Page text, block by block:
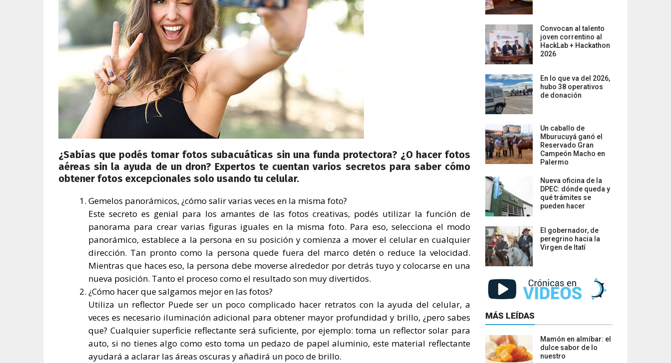
¿Sabías que podés tomar fotos subacuáticas sin una funda protectora? ¿O hacer fotos
aéreas sin la ayuda de un dron? Expertos te cuentan varios secretos para saber cómo
obtener fotos excepcionales solo usando tu celular.
Gemelos panorámicos, ¿cómo salir varias veces en la misma foto?
Este secreto es genial para los amantes de las fotos creativas, podés utilizar la función de
panorama para crear varias figuras iguales en la misma foto. Para eso, selecciona el modo
panorámico, establece a la persona en su posición y comienza a mover el celular en cualquier
dirección. Tan pronto como la persona quede fuera del marco detén o reduce la velocidad.
Mientras que haces eso, la persona debe moverse alrededor por detrás tuyo y colocarse en una
nueva posición. Tanto el proceso como el resultado son muy divertidos.
¿Cómo hacer que salgamos mejor en las fotos?
Utiliza un reflector Puede ser un poco complicado hacer retratos con la ayuda del celular, a
veces es necesario iluminación adicional para obtener mayor profundidad y brillo, ¿pero sabes
que? Cualquier superficie reflectante será suficiente, por ejemplo: toma un reflector solar para
auto, si no tienes algo como esto toma un pedazo de papel aluminio, este material reflectante
ayudará a aclarar las áreas oscuras y añadirá un poco de brillo.
Convocan al talento
joven correntino al
HackLab + Hackathon
2026
En lo que va del 2026,
hubo 38 operativos
de donación
Un caballo de
Mburucuyá ganó el
Reservado Gran
Campeón Macho en
Palermo
Nueva oficina de la
DPEC: dónde queda y
qué trámites se
pueden hacer
El gobernador, de
peregrino hacia la
Virgen de Itatí
MÁS LEÍDAS
Mamón en almíbar: el
dulce sabor de lo
nuestro